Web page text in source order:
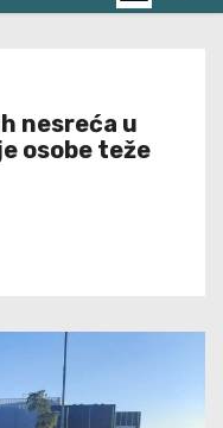
nesreća u
osobe teže